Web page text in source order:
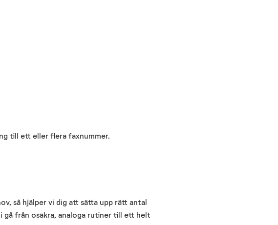
till ett eller flera faxnummer.
så hjälper vi dig att sätta upp rätt antal
gå från osäkra, analoga rutiner till ett helt